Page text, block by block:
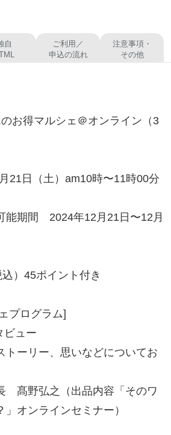
自
ご利用／
申込の流れ
注意事項・
その他
お得マルシェ＠オンライン（3
21日（土）am10時〜11時00分
間 2024年12月21日〜12月
）45ポイント付き
プログラム]
ビュー
トーリー、思いなどについてお
髙野弘之（出品内容「そのワ
オンラインセミナー）